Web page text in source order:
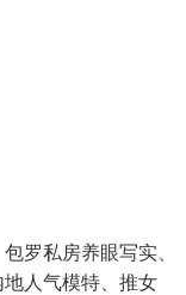
罗私房养眼写实、
地人气模特、推女